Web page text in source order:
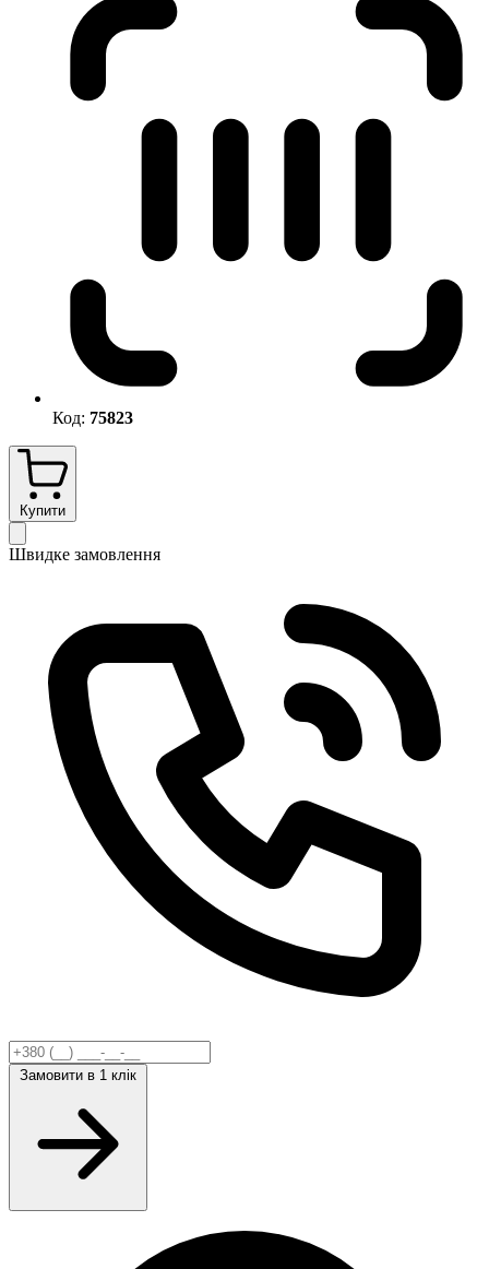
Код: 75823
Купити
Швидке замовлення
Замовити в 1 клік